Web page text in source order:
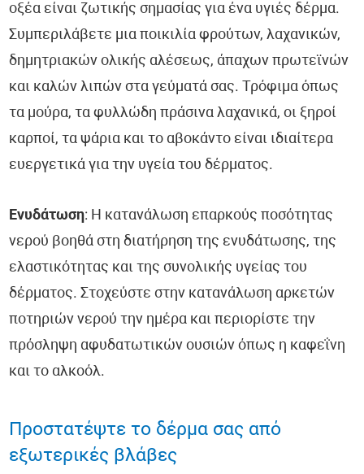
οξέα είναι ζωτικής σημασίας για ένα υγιές δέρμα.
Συμπεριλάβετε μια ποικιλία φρούτων, λαχανικών,
δημητριακών ολικής αλέσεως, άπαχων πρωτεϊνών
και καλών λιπών στα γεύματά σας. Τρόφιμα όπως
τα μούρα, τα φυλλώδη πράσινα λαχανικά, οι ξηροί
καρποί, τα ψάρια και το αβοκάντο είναι ιδιαίτερα
ευεργετικά για την υγεία του δέρματος.
Ενυδάτωση: Η κατανάλωση επαρκούς ποσότητας
νερού βοηθά στη διατήρηση της ενυδάτωσης, της
ελαστικότητας και της συνολικής υγείας του
δέρματος. Στοχεύστε στην κατανάλωση αρκετών
ποτηριών νερού την ημέρα και περιορίστε την
πρόσληψη αφυδατωτικών ουσιών όπως η καφεΐνη
και το αλκοόλ.
Προστατέψτε το δέρμα σας από
εξωτερικές βλάβες